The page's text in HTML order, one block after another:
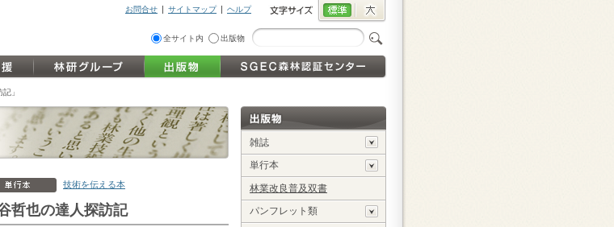
お問合せ サイトマップ ヘルプ
全サイト内 出版物
」
技術を伝える本
哲也の達人探訪記
雑誌
単行本
林業改良普及双書
パンフレット類